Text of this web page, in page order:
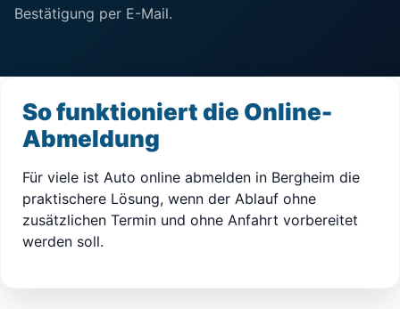
Bestätigung per E-Mail.
So funktioniert die Online-
Abmeldung
Für viele ist Auto online abmelden in Bergheim die
praktischere Lösung, wenn der Ablauf ohne
zusätzlichen Termin und ohne Anfahrt vorbereitet
werden soll.